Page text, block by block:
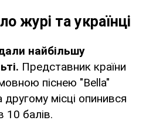
журі та українці
найбільшу
Представник країни
піснею "Bella"
місці опинився
10 балів.